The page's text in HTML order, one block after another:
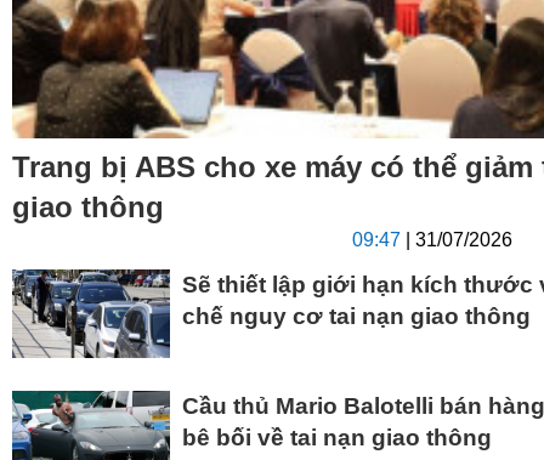
Trang bị ABS cho xe máy có thể
giao thông
09:47 | 31/07/2026
Sẽ thiết lập giới hạn kích thước
chế nguy cơ tai nạn giao thông
Cầu thủ Mario Balotelli bán
bê bối về tai nạn giao thông